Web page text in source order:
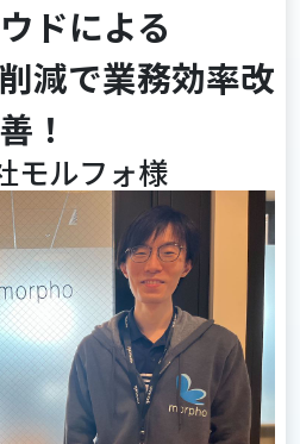
ドによる
減で業務効率改
善！
モルフォ様